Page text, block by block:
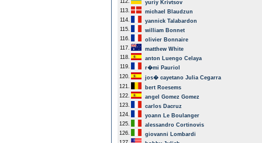
112.
yuriy Krivtsov
113.
michael Blaudzun
114.
yannick Talabardon
115.
william Bonnet
116.
olivier Bonnaire
117.
matthew White
118.
anton Luengo Celaya
119.
r�mi Pauriol
120.
jos� cayetano Julia Cegarra
121.
bert Roesems
122.
angel Gomez Gomez
123.
carlos Dacruz
124.
yoann Le Boulanger
125.
alessandro Cortinovis
126.
giovanni Lombardi